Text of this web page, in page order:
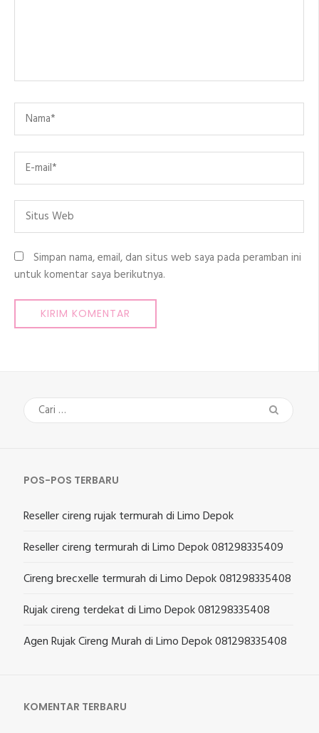
Name
Email
Situs
Web
Simpan nama, email, dan situs web saya pada peramban ini
untuk komentar saya berikutnya.
Cari
untuk:
POS-POS TERBARU
Reseller cireng rujak termurah di Limo Depok
Reseller cireng termurah di Limo Depok 081298335409
Cireng brecxelle termurah di Limo Depok 081298335408
Rujak cireng terdekat di Limo Depok 081298335408
Agen Rujak Cireng Murah di Limo Depok 081298335408
KOMENTAR TERBARU